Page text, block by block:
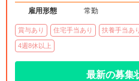
雇用形態
常勤
賞与あり 住宅手当あり 扶養手当あり
4週8休以上
最新の募集